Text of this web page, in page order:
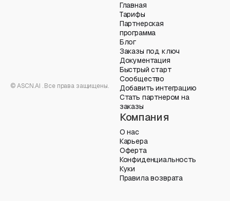
© ASCN.AI . Все права защищены.
Главная
Тарифы
Партнерская
программа
Блог
Заказы под ключ
Документация
Быстрый старт
Сообщество
Добавить интеграцию
Стать партнером на
заказы
Компания
О нас
Карьера
Оферта
Конфиденциальность
Куки
Правила возврата